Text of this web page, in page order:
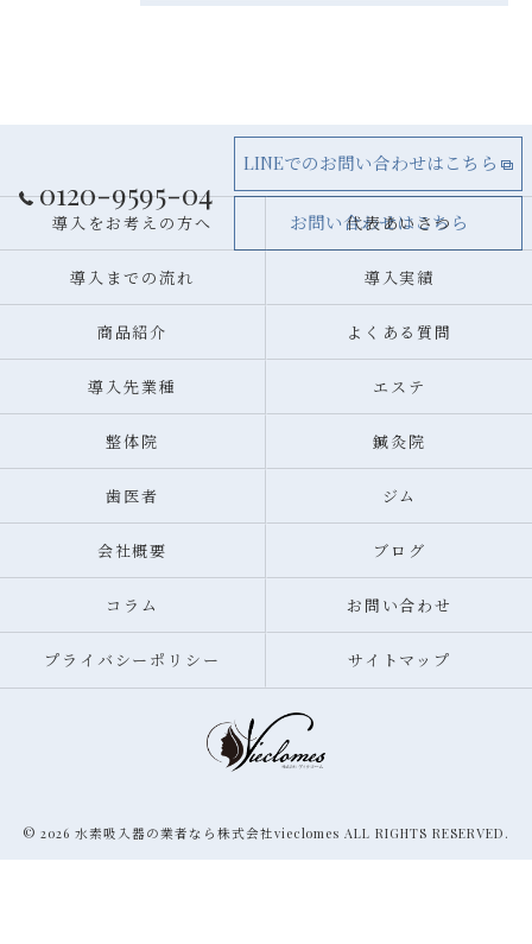
0120-9595-04
LINEでのお問い合わせはこちら
お問い合わせはこちら
導入をお考えの方へ 代表あいさつ
導入までの流れ 導入実績
商品紹介 よくある質問
導入先業種 エステ
整体院 鍼灸院
歯医者 ジム
会社概要 ブログ
コラム お問い合わせ
プライバシーポリシー サイトマップ
© 2026 水素吸入器の業者なら株式会社vieclomes ALL RIGHTS RESERVED.